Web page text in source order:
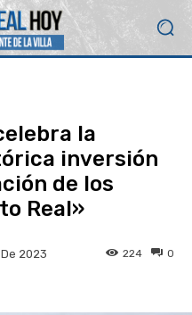
la
inversión
de los
Real»
2023 0
224